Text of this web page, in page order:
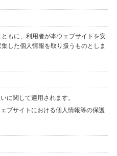
もに、利用者が本ウェブサイトを安
した個人情報を取り扱うものとしま
に関して適用されます。
ブサイトにおける個人情報等の保護